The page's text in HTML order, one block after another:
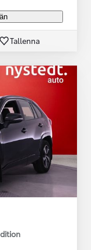
Tallenna